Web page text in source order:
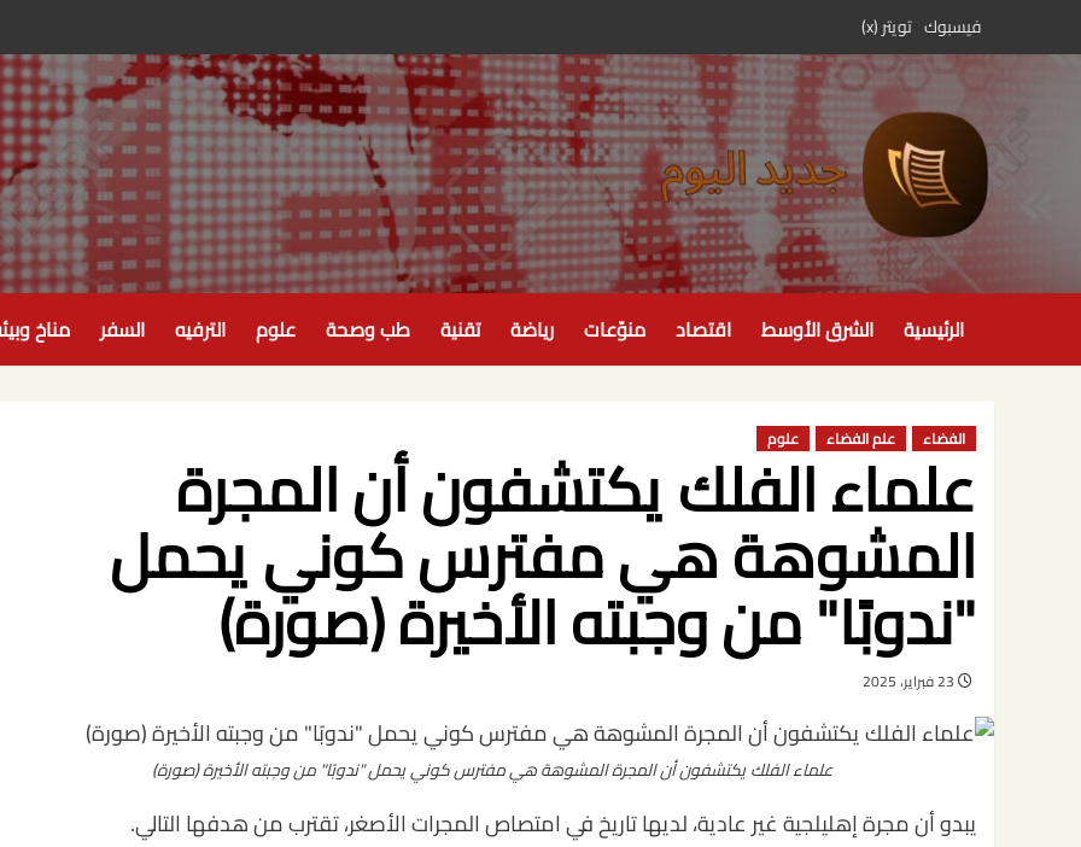
فيسبوك تويتر (x)
الرئيسية الشرق الأوسط اقتصاد منوّعات رياضة تقنية طب وصحة علوم الترفيه السفر مناخ
الفضاء علم الفضاء علوم
علماء الفلك يكتشفون أن المجرة
المشوهة هي مفترس كوني يحمل
"ندوبًا" من وجبته الأخيرة (صورة)
23 فبراير، 2025
علماء الفلك يكتشفون أن المجرة المشوهة هي مفترس كوني يحمل "ندوبًا" من وجبته الأخيرة (صورة)
يبدو أن مجرة إهليلجية غير عادية، لديها تاريخ في امتصاص المجرات الأصغر، تقترب من هدفها التالي.